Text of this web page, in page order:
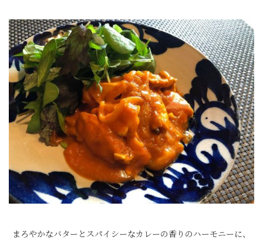
まろやかなバターとスパイシーなカレーの香りのハーモニーに、